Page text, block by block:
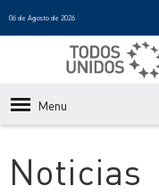
06 de Agosto de 2026
Menu
Noticias